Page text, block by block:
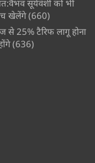
सूर्यवंशी को भी
खेलेंगे (660)
से 25% टैरिफ लागू होना
(636)